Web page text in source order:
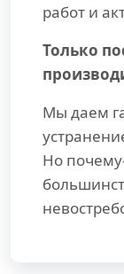
работ и
Только
Мы даем
Но